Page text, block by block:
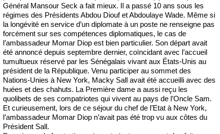
Général Mansour Seck a fait mieux. Il a passé 10 ans sous les
régimes des Présidents Abdou Diouf et Abdoulaye Wade. Même si
la longévité en service d’un diplomate à un poste ne renseigne pas
forcément sur ses compétences diplomatiques, le cas de
l’ambassadeur Momar Diop est bien particulier. Son départ avait
été annoncé depuis septembre dernier, coïncidant avec l’accueil
tumultueux réservé par les Sénégalais vivant aux États-Unis au
président de la République. Venu participer au sommet des
Nations-Unies à New York, Macky Sall avait été accueilli avec des
huées et des chahuts. La Première dame a aussi reçu les
quolibets de ses compatriotes qui vivent au pays de l’Oncle Sam.
Et curieusement, lors de ce séjour du chef de l’Etat à New York,
l’ambassadeur Momar Diop n’avait pas été trop vu aux côtes du
Président Sall.